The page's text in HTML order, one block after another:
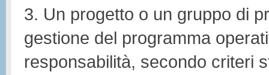
3. Un progetto o un gruppo di
gestione del programma
responsabilità, secondo criteri